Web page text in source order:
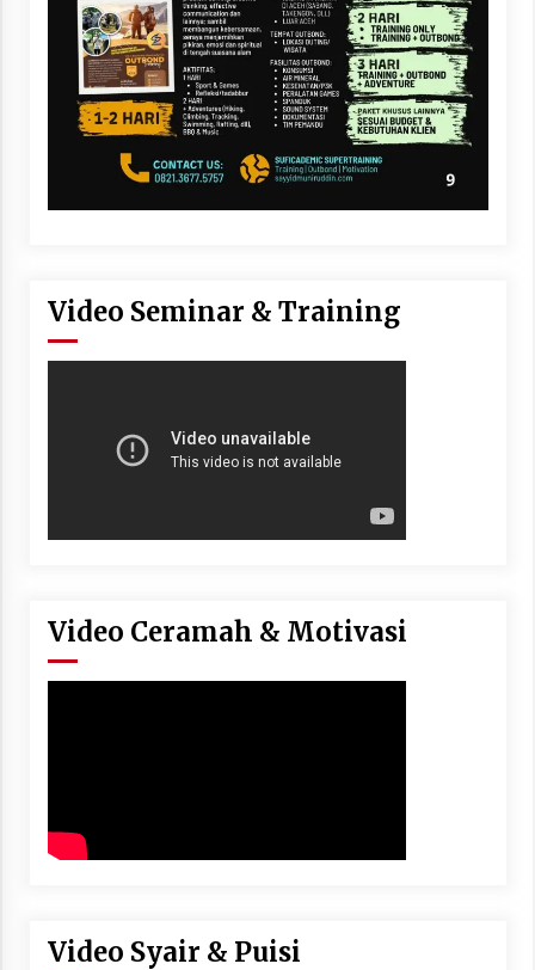
Video Seminar & Training
Video Ceramah & Motivasi
Video Syair & Puisi